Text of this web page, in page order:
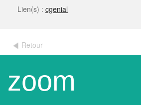
Lien(s) : cgenial
Retour
zoom